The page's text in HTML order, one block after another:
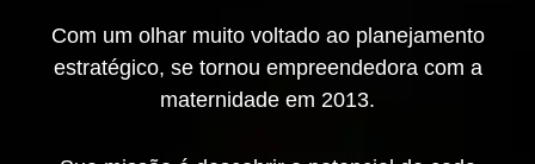
Com um olhar muito voltado ao planejamento
estratégico, se tornou empreendedora com a
maternidade em 2013.